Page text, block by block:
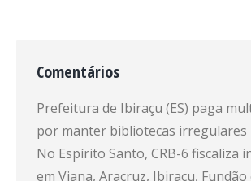
Comentários
Prefeitura de Ibiraçu (ES) paga
por manter bibliotecas irregulares
No Espírito Santo, CRB-6 fiscaliza
em Viana, Aracruz, Ibiraçu,